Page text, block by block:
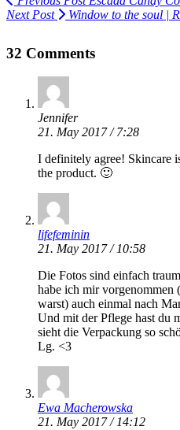
Next Post
Window to the soul |
32 Comments
Jennifer
21. May 2017 / 7:28
I definitely agree! Skincare
the product. 🙂
lifefeminin
21. May 2017 / 10:58
Die Fotos sind einfach
habe ich mir vorgenommen
warst) auch einmal nach
Und mit der Pflege hast du
sieht die Verpackung so
Lg. <3
Ewa Macherowska
21. May 2017 / 14:12